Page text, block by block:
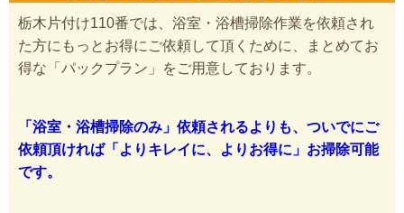
栃木片付け110番では、浴室・浴槽掃除作業を依頼され
た方にもっとお得にご依頼して頂くために、まとめてお
得な「パックプラン」をご用意しております。
「浴室・浴槽掃除のみ」依頼されるよりも、ついでにご
依頼頂ければ「よりキレイに、よりお得に」お掃除可能
です。